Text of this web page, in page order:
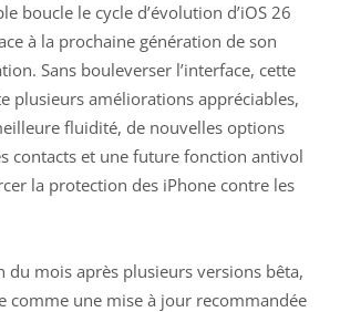
boucle le cycle d’évolution d’iOS 26
à la prochaine génération de son
Sans bouleverser l’interface, cette
plusieurs améliorations appréciables,
fluidité, de nouvelles options
contacts et une future fonction antivol
la protection des iPhone contre les
du mois après plusieurs versions bêta,
comme une mise à jour recommandée